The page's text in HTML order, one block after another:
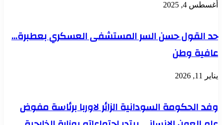
أغسطس 4, 2025
حد القول حسن السر المستشفى العسكري بعطبرة…
عافية وطن
يناير 11, 2026
وفد الحكومة السودانية الزائر لاوربا برئاسة مفوض